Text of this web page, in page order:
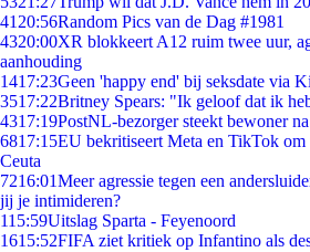
41 20:56Random Pics van de Dag #1981
4320:00XR blokkeert A12 ruim twee uur,
aanhouding
1417:23Geen 'happy end' bij seksdate via
3517:22Britney Spears: "Ik geloof dat ik
4317:19PostNL-bezorger steekt bewoner
6817:15EU bekritiseert Meta en TikTok om
Ceuta
7216:01Meer agressie tegen een
jij je intimideren?
115:59Uitslag Sparta - Feyenoord
1615:52FIFA ziet kritiek op Infantino als